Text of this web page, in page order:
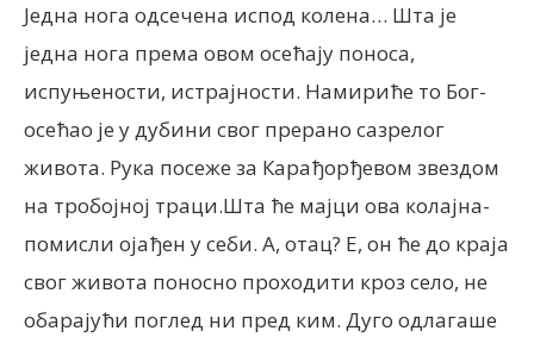
Једна нога одсечена испод колена… Шта је
једна нога према овом осећају поноса,
испуњености, истрајности. Намириће то Бог-
осећао је у дубини свог прерано сазрелог
живота. Рука посеже за Карађорђевом звездом
на тробојној траци.Шта ће мајци ова колајна-
помисли ојађен у себи. А, отац? Е, он ће до краја
свог живота поносно проходити кроз село, не
обарајући поглед ни пред ким. Дуго одлагаше